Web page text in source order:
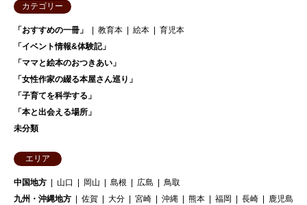
カテゴリー
「おすすめの一冊」 教育本 絵本
育児本
「イベント情報&体験記」
「ママと絵本のおつきあい」
「女性作家の綴る本屋さん巡り」
「子育てを科学する」
「本と出会える場所」
未分類
エリア
中国地方 山口 岡山 島根 広島
鳥取
九州・沖縄地方
佐賀 大分 宮崎 沖縄 熊本 福岡 長崎
鹿児島